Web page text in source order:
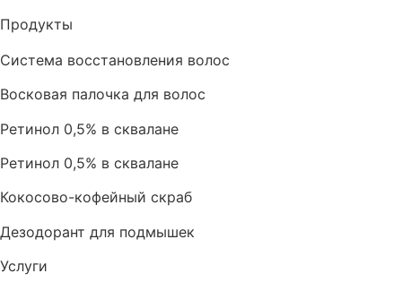
Продукты
Система восстановления волос
Восковая палочка для волос
Ретинол 0,5% в сквалане
Ретинол 0,5% в сквалане
Кокосово-кофейный скраб
Дезодорант для подмышек
Услуги